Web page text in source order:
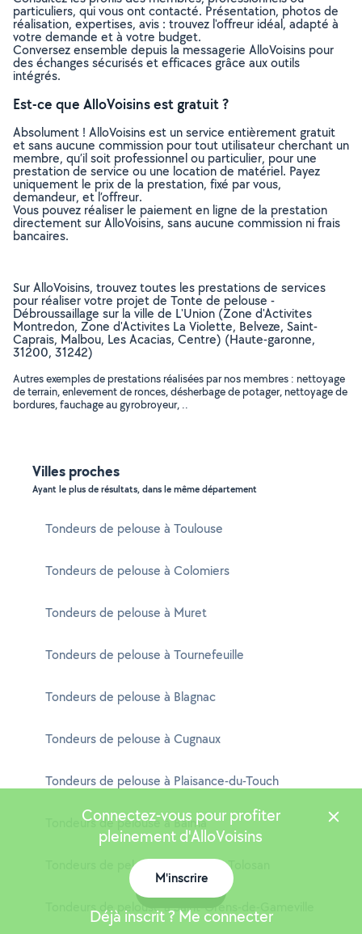
particuliers, qui vous ont contacté. Présentation, photos de
réalisation, expertises, avis : trouvez l'offreur idéal, adapté à
votre demande et à votre budget.
Conversez ensemble depuis la messagerie AlloVoisins pour
des échanges sécurisés et efficaces grâce aux outils
intégrés.
Est-ce que AlloVoisins est gratuit ?
Absolument ! AlloVoisins est un service entièrement gratuit
et sans aucune commission pour tout utilisateur cherchant un
membre, qu’il soit professionnel ou particulier, pour une
prestation de service ou une location de matériel. Payez
uniquement le prix de la prestation, fixé par vous,
demandeur, et l’offreur.
Vous pouvez réaliser le paiement en ligne de la prestation
directement sur AlloVoisins, sans aucune commission ni frais
bancaires.
Sur AlloVoisins, trouvez toutes les prestations de services
pour réaliser votre projet de Tonte de pelouse -
Débroussaillage sur la ville de L'Union (Zone d'Activites
Montredon, Zone d'Activites La Violette, Belveze, Saint-
Caprais, Malbou, Les Acacias, Centre) (Haute-garonne,
31200, 31242)
Autres exemples de prestations réalisées par nos membres : nettoyage
de terrain, enlevement de ronces, désherbage de potager, nettoyage de
bordures, fauchage au gyrobroyeur, ..
Villes proches
Ayant le plus de résultats, dans le même département
Tondeurs de pelouse à Toulouse
Tondeurs de pelouse à Colomiers
Tondeurs de pelouse à Muret
Tondeurs de pelouse à Tournefeuille
Tondeurs de pelouse à Blagnac
Tondeurs de pelouse à Cugnaux
Tondeurs de pelouse à Plaisance-du-Touch
Tondeurs de pelouse à Balma
Tondeurs de pelouse à Castanet-Tolosan
Tondeurs de pelouse à Saint-Orens-de-Gameville
Connectez-vous pour profiter
pleinement d'AlloVoisins
M'inscrire
Déjà inscrit ? Me connecter